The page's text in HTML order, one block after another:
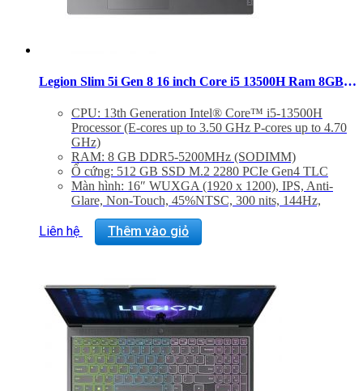
Legion Slim 5i Gen 8 16 inch Core i5 13500H Ram 8GB SSD 512GB RTX 4050 Windows 11
CPU: 13th Generation Intel® Core™ i5-13500H
Processor (E-cores up to 3.50 GHz P-cores up to 4.70
GHz)
RAM: 8 GB DDR5-5200MHz (SODIMM)
Ổ cứng: 512 GB SSD M.2 2280 PCIe Gen4 TLC
Màn hình: 16″ WUXGA (1920 x 1200), IPS, Anti-
Glare, Non-Touch, 45%NTSC, 300 nits, 144Hz,
Graphic Card: NVIDIA® GeForce RTX™ 4050
Laptop GPU 6GB GDDR6
Liên hệ Thêm vào giỏ